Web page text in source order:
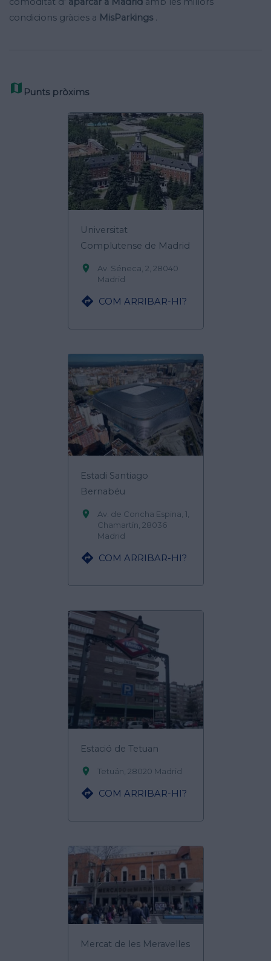
condicions gràcies a MisParkings .
 Punts pròxims
Universitat
Complutense de Madrid

Av. Séneca, 2, 28040
Madrid
 COM ARRIBAR-HI?
Estadi Santiago
Bernabéu

Av. de Concha Espina, 1,
Chamartín, 28036
Madrid
 COM ARRIBAR-HI?
Estació de Tetuan
 Tetuán, 28020 Madrid
 COM ARRIBAR-HI?
Mercat de les Meravelles